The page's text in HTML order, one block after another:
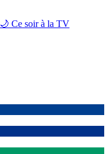
🌙 Ce soir à la TV